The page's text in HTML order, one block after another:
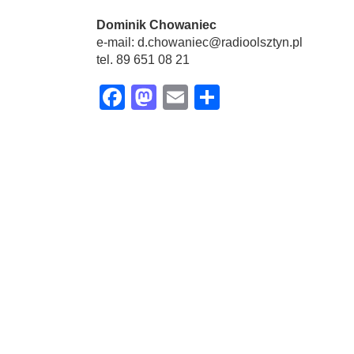
Dominik Chowaniec
e-mail: d.chowaniec@radioolsztyn.pl
tel. 89 651 08 21
Facebook
Mastodon
Email